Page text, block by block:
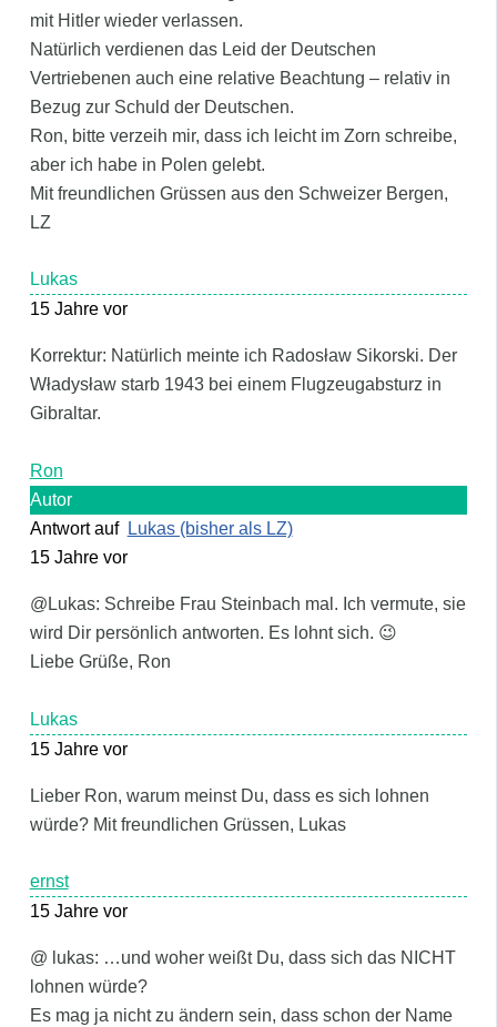
mit Hitler wieder verlassen.
Natürlich verdienen das Leid der Deutschen
Vertriebenen auch eine relative Beachtung – relativ in
Bezug zur Schuld der Deutschen.
Ron, bitte verzeih mir, dass ich leicht im Zorn schreibe,
aber ich habe in Polen gelebt.
Mit freundlichen Grüssen aus den Schweizer Bergen,
LZ
Lukas
15 Jahre vor
Korrektur: Natürlich meinte ich Radosław Sikorski. Der
Władysław starb 1943 bei einem Flugzeugabsturz in
Gibraltar.
Ron
Autor
Antwort auf Lukas (bisher als LZ)
15 Jahre vor
@Lukas: Schreibe Frau Steinbach mal. Ich vermute, sie
wird Dir persönlich antworten. Es lohnt sich. 😉
Liebe Grüße, Ron
Lukas
15 Jahre vor
Lieber Ron, warum meinst Du, dass es sich lohnen
würde? Mit freundlichen Grüssen, Lukas
ernst
15 Jahre vor
@ lukas: …und woher weißt Du, dass sich das NICHT
lohnen würde?
Es mag ja nicht zu ändern sein, dass schon der Name